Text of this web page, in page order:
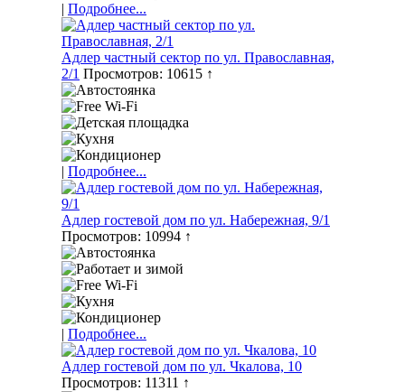
| Подробнее...
Адлер частный сектор по ул. Православная,
2/1 Просмотров: 10615 ↑
| Подробнее...
Адлер гостевой дом по ул. Набережная, 9/1
Просмотров: 10994 ↑
| Подробнее...
Адлер гостевой дом по ул. Чкалова, 10
Просмотров: 11311 ↑